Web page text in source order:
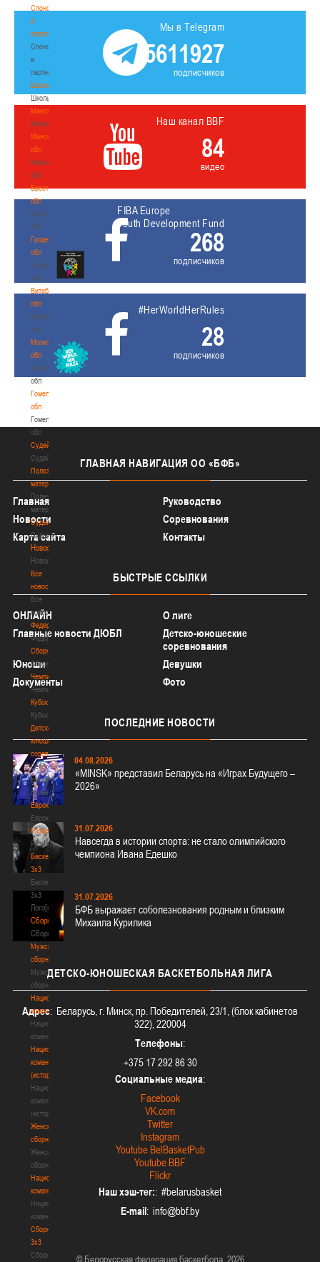
Спонсоры
и
партнеры
Спонсоры
и
партнеры
Школы
Школы
Минск
Минск
Минская
обл
Минская
обл
Брестская
обл
Брестская
обл
Гродненская
обл
Гродненская
обл
Витебская
обл
Витебская
обл
Могилевская
обл
Могилевская
обл
Гомельская
обл
Гомельская
обл
Судейство
Судейство
Полезные
материалы
Полезные
материалы
Судьи
Судьи
Новости
Новости
Все
новости
Все
новости
Федерация
Федерация
Сборные
Сборные
Чемпионат
Чемпионат
Кубок
Кубок
Детско-
юношеские
соревнования
Детско-
юношеские
соревнования
Еврокубки
Еврокубки
Разное
Разное
Баскетбол
3х3
Баскетбол
3х3
Лого[modid=121]
Сборные
Сборные
Мужские
сборные
Мужские
сборные
Национальная
команда
Национальная
команда
Национальная
команда
(история)
Национальная
команда
(история)
Женские
сборные
Женские
сборные
Национальная
команда
Национальная
команда
Сборные
3х3
Сборные
Мы в Telegram
5611927
подписчиков
Наш канал BBF
84
видео
FIBA Europe
Youth Development Fund
268
подписчиков
#HerWorldHerRules
28
подписчиков
ГЛАВНАЯ НАВИГАЦИЯ ОО «БФБ»
Главная
Руководство
Новости
Соревнования
Карта сайта
Контакты
БЫСТРЫЕ ССЫЛКИ
ОНЛАЙН
О лиге
Главные новости ДЮБЛ
Детско-юношеские
соревнования
Юноши
Девушки
Документы
Фото
ПОСЛЕДНИЕ НОВОСТИ
04.08.2026
«MINSK» представил Беларусь на «Играх Будущего –
2026»
31.07.2026
Навсегда в истории спорта: не стало олимпийского
чемпиона Ивана Едешко
31.07.2026
БФБ выражает соболезнования родным и близким
Михаила Курилика
ДЕТСКО-ЮНОШЕСКАЯ БАСКЕТБОЛЬНАЯ ЛИГА
Адрес: Беларусь, г. Минск, пр. Победителей, 23/1, (блок кабинетов
322), 220004
Телефоны:
+375 17 292 86 30
Социальные медиа:
Facebook
VK.com
Twitter
Instagram
Youtube BelBasketPub
Youtube BBF
Flickr
Наш хэш-тег:: #belarusbasket
E-mail:
© Белорусская федерация баскетбола, 2026